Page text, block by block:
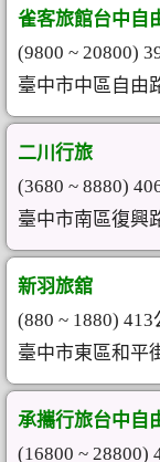
雀客旅館台中自
(9800 ~ 20800)
臺中市中區自由
二川行旅
(3680 ~ 8880)
臺中市南區復興
新羽旅舘
(880 ~ 1880) 413
臺中市東區和平
承攜行旅台中自
(16800 ~ 28800)